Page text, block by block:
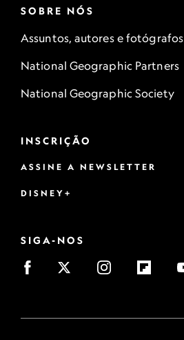
SOBRE NÓS
Assuntos, autores e fotógrafos
National Geographic Partners
National Geographic Society
INSCRIÇÃO
ASSINE A NEWSLETTER
DISNEY+
SIGA-NOS